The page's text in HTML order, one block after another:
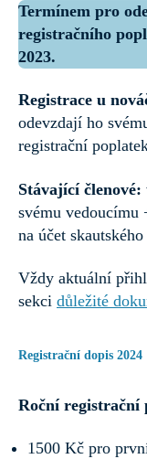
Termínem pro
registračního
2023.
Registrace u
odevzdají ho
registrační
Stávající členové:
svému vedoucímu
na účet
Vždy aktuální
sekci důležité
Registrační dopis 2024
Roční registrační
1500 Kč pro